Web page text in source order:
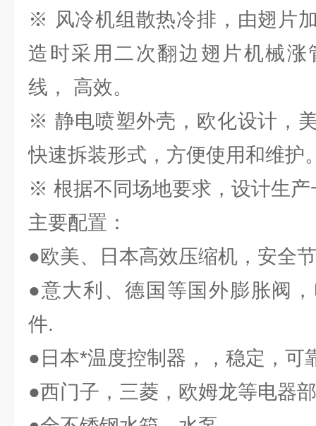
※ 风冷机组散热冷排，由翅片
造时采用二次翻边翅片机械
线， 高效。
※ 静电喷塑外壳，欧化设计，
快速拆装形式，方便使用和维护
※ 根据不同场地要求，设计生产
主要配置：
●欧美、日本高效压缩机，安全
●意大利、德国等国外膨胀阀
件.
●日本*温度控制器，，稳定，可
●西门子，三菱，欧姆龙等电器